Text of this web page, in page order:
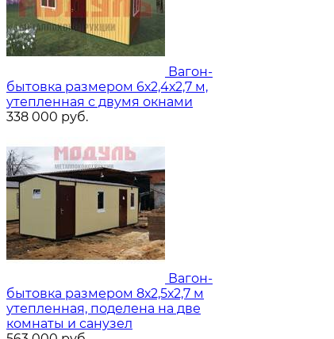
Вагон-
бытовка размером 6х2,4х2,7 м,
утепленная с двумя окнами
338 000 руб.
Вагон-
бытовка размером 8х2,5х2,7 м
утепленная, поделена на две
комнаты и санузел